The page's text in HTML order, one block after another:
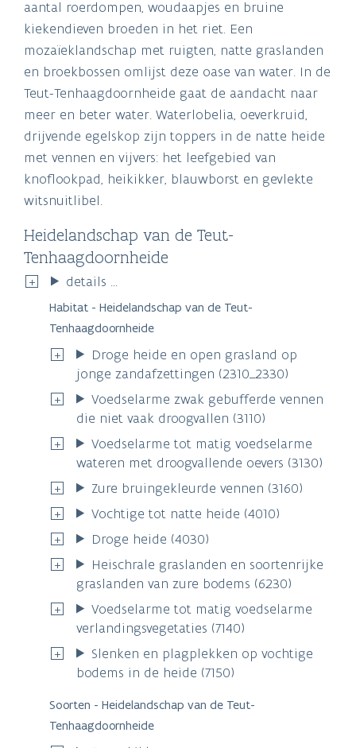
aantal roerdompen, woudaapjes en bruine
kiekendieven broeden in het riet. Een
mozaïeklandschap met ruigten, natte graslanden
en broekbossen omlijst deze oase van water. In de
Teut-Tenhaagdoornheide gaat de aandacht naar
meer en beter water. Waterlobelia, oeverkruid,
drijvende egelskop zijn toppers in de natte heide
met vennen en vijvers: het leefgebied van
knoflookpad, heikikker, blauwborst en gevlekte
witsnuitlibel.
Heidelandschap van de Teut-
Tenhaagdoornheide
details ...
Habitat - Heidelandschap van de Teut-
Tenhaagdoornheide
Droge heide en open grasland op
jonge zandafzettingen (2310_2330)
Voedselarme zwak gebufferde vennen
die niet vaak droogvallen (3110)
Voedselarme tot matig voedselarme
wateren met droogvallende oevers (3130)
Zure bruingekleurde vennen (3160)
Vochtige tot natte heide (4010)
Droge heide (4030)
Heischrale graslanden en soortenrijke
graslanden van zure bodems (6230)
Voedselarme tot matig voedselarme
verlandingsvegetaties (7140)
Slenken en plagplekken op vochtige
bodems in de heide (7150)
Soorten - Heidelandschap van de Teut-
Tenhaagdoornheide